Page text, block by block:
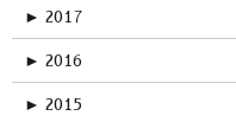
► 2017
► 2016
► 2015